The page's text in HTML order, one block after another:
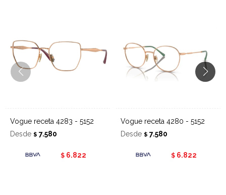
Vogue receta 4283 - 5152
Desde $ 7.580
$ 6.822
Vogue receta 4280 - 5152
Desde $ 7.580
$ 6.822